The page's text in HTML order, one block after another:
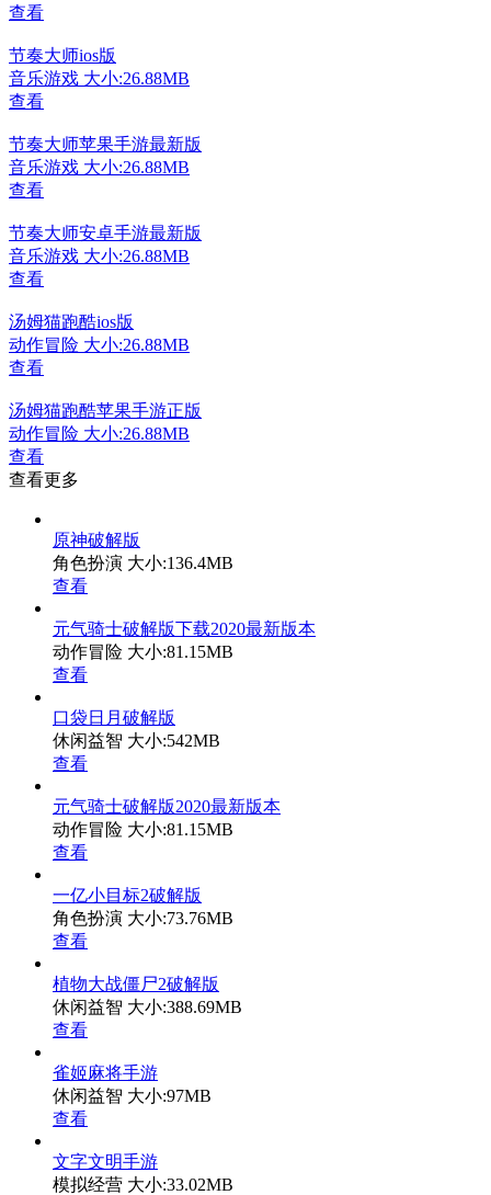
查看
节奏大师ios版
音乐游戏 大小:26.88MB
查看
节奏大师苹果手游最新版
音乐游戏 大小:26.88MB
查看
节奏大师安卓手游最新版
音乐游戏 大小:26.88MB
查看
汤姆猫跑酷ios版
动作冒险 大小:26.88MB
查看
汤姆猫跑酷苹果手游正版
动作冒险 大小:26.88MB
查看
查看更多
原神破解版
角色扮演 大小:136.4MB
查看
元气骑士破解版下载2020最新版本
动作冒险 大小:81.15MB
查看
口袋日月破解版
休闲益智 大小:542MB
查看
元气骑士破解版2020最新版本
动作冒险 大小:81.15MB
查看
一亿小目标2破解版
角色扮演 大小:73.76MB
查看
植物大战僵尸2破解版
休闲益智 大小:388.69MB
查看
雀姬麻将手游
休闲益智 大小:97MB
查看
文字文明手游
模拟经营 大小:33.02MB